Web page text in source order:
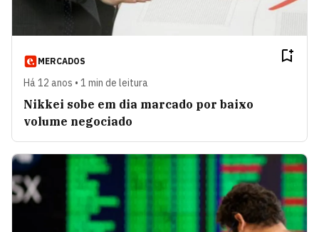
MERCADOS
Há 12 anos • 1 min de leitura
Nikkei sobe em dia marcado por baixo
volume negociado